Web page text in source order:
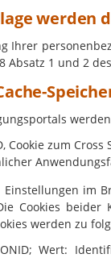
werden
Ihrer
Absatz 1 und 2
Cookie zum
im
Cookies
werden zu
Wert: